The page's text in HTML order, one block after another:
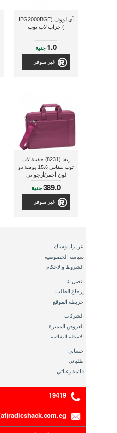
آى لووف (IBG2000BGE
) جراب لاب توب
1.0 جنية
غير متوفر
ريفا (8231) حقيبة لاب
توب مقاس 15.6 بوصة ذو
لون أحمر/أرجوانى
389.0جنية
غير متوفر
عن راديوشاك
سياسة الخصوصية
الشروط والاحكام
اتصل بنا
إرجاع الطلب
خريطة الموقع
الشركات
العروض المميزة
الاسئلة الشائعة
حسابي
طلباتي
قائمة رغباتي
19419